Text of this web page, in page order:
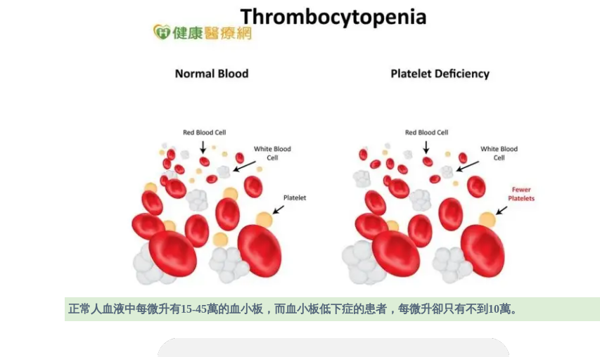
正常人血液中每微升有15-45萬的血小板，而血小板低下症的患者，每微升卻只有不到10萬。